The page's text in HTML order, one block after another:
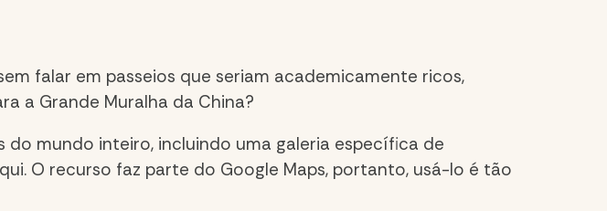
falar em passeios que seriam academicamente ricos,
a Grande Muralha da China?
do mundo inteiro, incluindo uma galeria específica de
. O recurso faz parte do Google Maps, portanto, usá-lo é tão